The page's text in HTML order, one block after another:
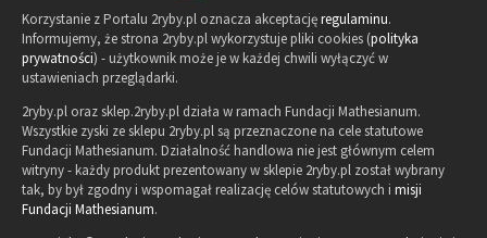
Korzystanie z Portalu 2ryby.pl oznacza akceptacjęregulaminu.
Informujemy, że strona 2ryby.pl wykorzystuje pliki cookies (polityka
prywatności) - użytkownik może je w każdej chwili wyłączyć w
ustawieniach przeglądarki.
2ryby.pl oraz sklep.2ryby.pl działa w ramach Fundacji Mathesianum.
Wszystkie zyski ze sklepu 2ryby.pl są przeznaczone na cele statutowe
Fundacji Mathesianum. Działalność handlowa nie jest głównym celem
witryny - każdy produkt prezentowany w sklepie 2ryby.pl został wybrany
tak, by był zgodny i wspomagał realizację celów statutowych i misji
Fundacji Mathesianum.